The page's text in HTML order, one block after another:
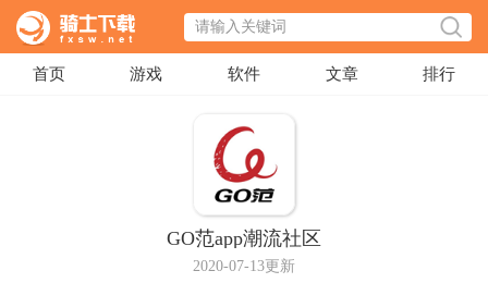
首页 游戏 软件 文章 排行
GO范app潮流社区
2020-07-13更新